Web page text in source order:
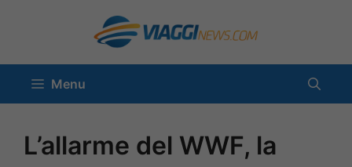
contenuto
Menu
L’allarme del WWF, la